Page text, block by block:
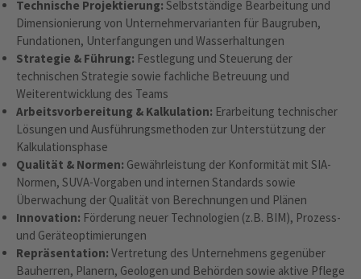
Technische Projektierung: Selbstständige Bearbeitung und
Dimensionierung von Unternehmervarianten für Baugruben,
Fundationen, Unterfangungen und Wasserhaltungen
Strategie & Führung: Festlegung und Steuerung der
technischen Strategie sowie fachliche Betreuung und
Weiterentwicklung des Teams
Arbeitsvorbereitung & Kalkulation: Erarbeitung technischer
Lösungen und Ausführungsmethoden zur Unterstützung der
Kalkulationsphase
Qualität & Normen: Gewährleistung der Konformität mit SIA-
Normen, SUVA-Vorgaben und internen Standards sowie
Überwachung der Qualität von Berechnungen und Plänen
Innovation: Förderung neuer Technologien (z.B. BIM), Prozess-
und Geräteoptimierungen
Repräsentation: Vertretung des Unternehmens gegenüber
Bauherren, Planern, Geologen und Behörden sowie aktive Pflege